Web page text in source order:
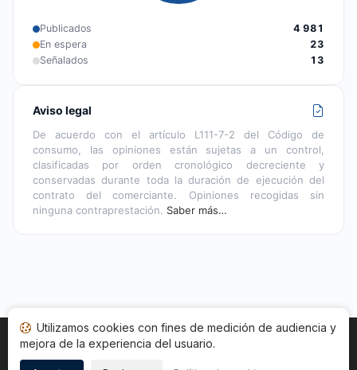
Publicados
4 981
En espera
23
Señalados
13
Aviso legal
De acuerdo con el artículo L111-7-2 del Código de
consumo, las opiniones están sujetas a un control,
clasificadas por orden cronológico decreciente y
conservadas durante toda la duración de ejecución del
contrato del comerciante. Opiniones recogidas sin
ninguna contraprestación. Saber más…
Inicio Estado opiniones Categorías
Utilizamos cookies con fines de medición de audiencia y
mejora de la experiencia del usuario.